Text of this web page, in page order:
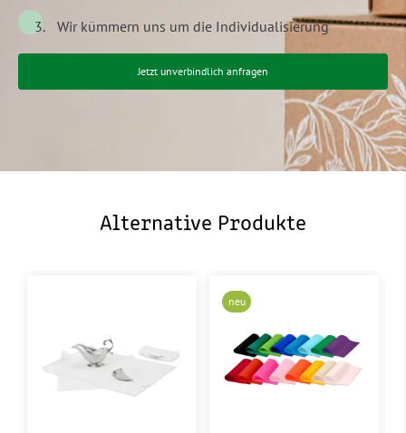
Wir kümmern uns um die Individualisierung
Jetzt unverbindlich anfragen
Alternative Produkte
neu